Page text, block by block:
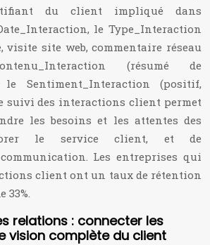
du client impliqué dans
le Type_Interaction
visite site web, commentaire réseau
(résumé de
le Sentiment_Interaction (positif,
suivi des interactions client permet
les besoins et les attentes des
le service client, et de
Les entreprises qui
client ont un taux de rétention
33%.
relations : connecter les
vision complète du client